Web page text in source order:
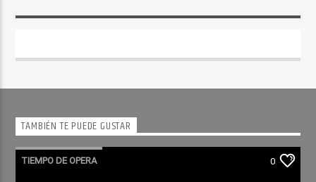
TAMBIÉN TE PUEDE GUSTAR
TIEMPO DE OPERA 0